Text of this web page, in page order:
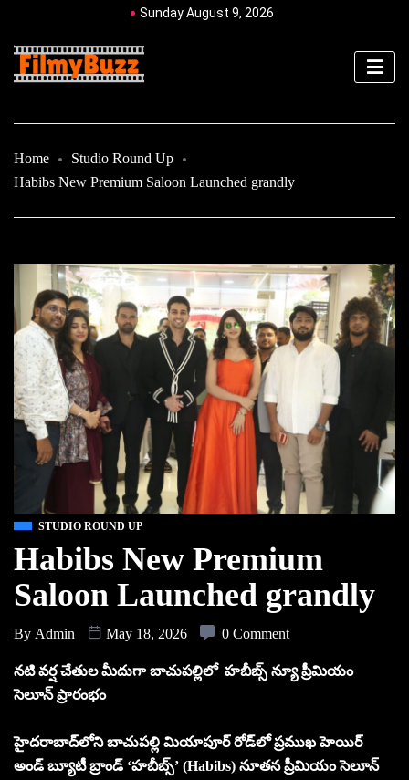
Sunday August 9, 2026
Home
Studio Round Up
Habibs New Premium Saloon Launched grandly
STUDIO ROUND UP
Habibs New Premium
Saloon Launched grandly
By Admin May 18, 2026 0 Comment
నటి వర్ష చేతుల మీదుగా బాచుపల్లిలో హబీబ్స్ న్యూ ప్రీమియం
సెలూన్‌ ప్రారంభం
హైదరాబాద్‌లోని బాచుపల్లి మియాపూర్ రోడ్‌లో ప్రముఖ హెయిర్
అండ్ బ్యూటీ బ్రాండ్ ‘హబీబ్స్’ (Habibs) నూతన ప్రీమియం సెలూన్